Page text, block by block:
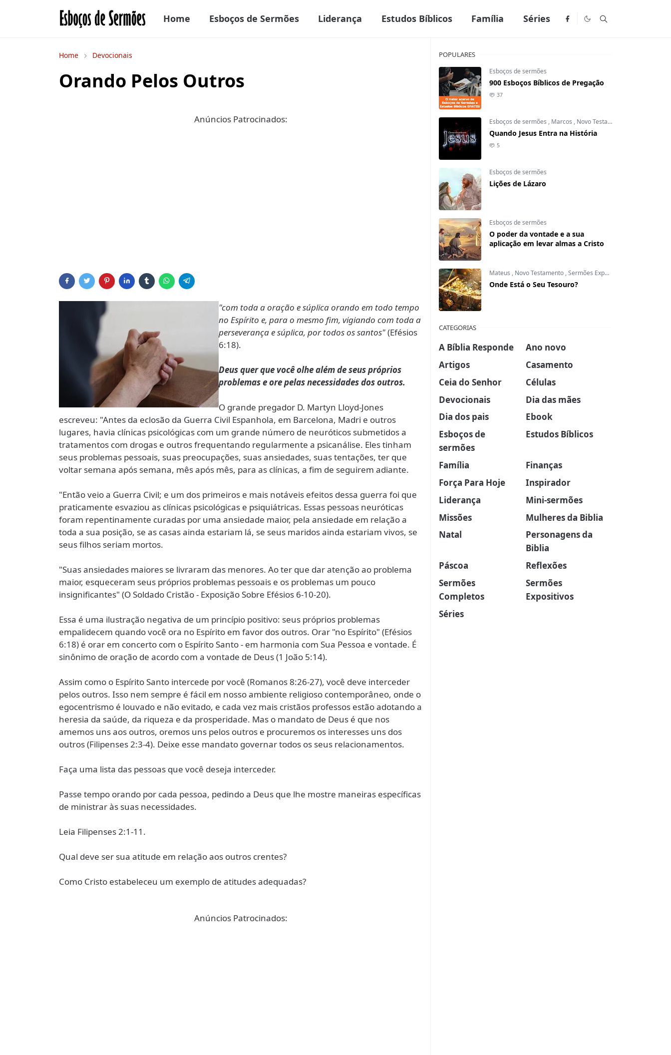
Home Esboços de Sermões Liderança Estudos Bíblicos Família Séries
Home Devocionais
Orando Pelos Outros
Anúncios Patrocinados:
"com toda a oração e súplica orando em todo tempo
no Espírito e, para o mesmo fim, vigiando com toda a
perseverança e súplica, por todos os santos"(Efésios
6:18).
Deus quer que você olhe além de seus próprios
problemas e ore pelas necessidades dos outros.
O grande pregador D. Martyn Lloyd-Jones
escreveu: "Antes da eclosão da Guerra Civil Espanhola, em Barcelona, ​​Madri e outros
lugares, havia clínicas psicológicas com um grande número de neuróticos submetidos a
tratamentos com drogas e outros frequentando regularmente a psicanálise. Eles tinham
seus problemas pessoais, suas preocupações, suas ansiedades, suas tentações, ter que
voltar semana após semana, mês após mês, para as clínicas, a fim de seguirem adiante.
"Então veio a Guerra Civil; e um dos primeiros e mais notáveis ​​efeitos dessa guerra foi que
praticamente esvaziou as clínicas psicológicas e psiquiátricas. Essas pessoas neuróticas
foram repentinamente curadas por uma ansiedade maior, pela ansiedade em relação a
toda a sua posição, se as casas ainda estariam lá, se seus maridos ainda estariam vivos, se
seus filhos seriam mortos.
"Suas ansiedades maiores se livraram das menores. Ao ter que dar atenção ao problema
maior, esqueceram seus próprios problemas pessoais e os problemas um pouco
insignificantes" (O Soldado Cristão - Exposição Sobre Efésios 6-10-20).
Essa é uma ilustração negativa de um princípio positivo: seus próprios problemas
empalidecem quando você ora no Espírito em favor dos outros. Orar "no Espírito" (Efésios
6:18) é orar em concerto com o Espírito Santo - em harmonia com Sua Pessoa e vontade. É
sinônimo de oração de acordo com a vontade de Deus (1 João 5:14).
Assim como o Espírito Santo intercede por você (Romanos 8:26-27), você deve interceder
pelos outros. Isso nem sempre é fácil em nosso ambiente religioso contemporâneo, onde o
egocentrismo é louvado e não evitado, e cada vez mais cristãos professos estão adotando a
heresia da saúde, da riqueza e da prosperidade. Mas o mandato de Deus é que nos
amemos uns aos outros, oremos uns pelos outros e procuremos os interesses uns dos
outros (Filipenses 2:3-4). Deixe esse mandato governar todos os seus relacionamentos.
Faça uma lista das pessoas que você deseja interceder.
Passe tempo orando por cada pessoa, pedindo a Deus que lhe mostre maneiras específicas
de ministrar às suas necessidades.
Leia Filipenses 2:1-11.
Qual deve ser sua atitude em relação aos outros crentes?
Como Cristo estabeleceu um exemplo de atitudes adequadas?
Anúncios Patrocinados:
POPULARES
Esboços de sermões
900 Esboços Bíblicos de Pregação
37
Esboços de sermões , Marcos , Novo Testamento
Quando Jesus Entra na História
5
Esboços de sermões
Lições de Lázaro
Esboços de sermões
O poder da vontade e a sua
aplicação em levar almas a Cristo
Mateus , Novo Testamento ,Sermões Expositivos
Onde Está o Seu Tesouro?
CATEGORIAS
A Bíblia Responde
Ano novo
Artigos
Casamento
Ceia do Senhor
Células
Devocionais
Dia das mães
Dia dos pais
Ebook
Esboços de
sermões
Estudos Bíblicos
Família
Finanças
Força Para Hoje
Inspirador
Liderança
Mini-sermões
Missões
Mulheres da Biblia
Natal
Personagens da
Biblia
Páscoa
Reflexões
Sermões
Completos
Sermões
Expositivos
Séries